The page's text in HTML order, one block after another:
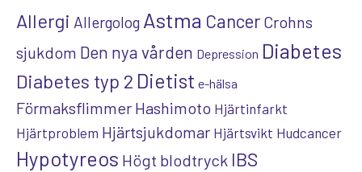
Allergi Allergolog Astma Cancer Crohns
sjukdom Den nya vården Depression Diabetes
Diabetes typ 2 Dietist e-hälsa
Förmaksflimmer Hashimoto Hjärtinfarkt
Hjärtproblem Hjärtsjukdomar Hjärtsvikt Hudcancer
Hypotyreos Högt blodtryck IBS